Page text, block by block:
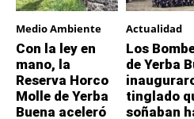
Medio Ambiente
Con la ley en
mano, la
Reserva Horco
Molle de Yerba
Buena aceleró
Actualidad
Los
de Yerba
tinglado
soñaban